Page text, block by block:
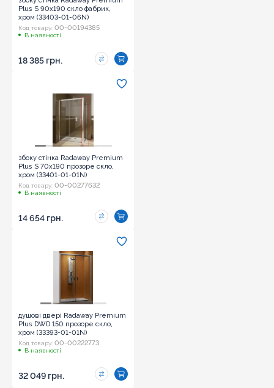
Plus S 90x190 скло фабрик,
хром (33403-01-06N)
Код товару: 00-00194385
В наявності
18 385 грн.
збоку стінка Radaway Premium
Plus S 70x190 прозоре скло,
хром (33401-01-01N)
Код товару: 00-00277632
В наявності
14 654 грн.
душові двері Radaway Premium
Plus DWD 150 прозоре скло,
хром (33393-01-01N)
Код товару: 00-00222773
В наявності
32 049 грн.